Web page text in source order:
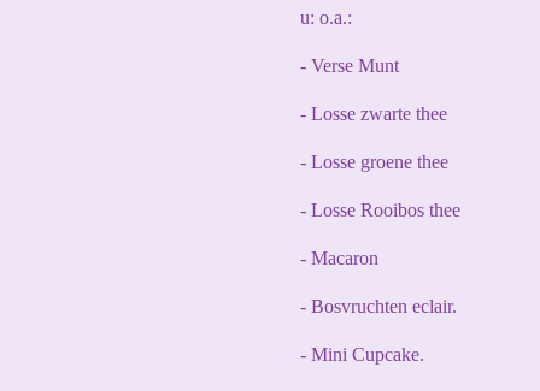
u: o.a.:
- Verse Munt
- Losse zwarte thee
- Losse groene thee
- Losse Rooibos thee
- Macaron
- Bosvruchten eclair.
- Mini Cupcake.